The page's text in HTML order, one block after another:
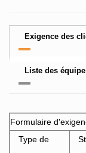
Exigence des
Liste des
Formulaire
Type de